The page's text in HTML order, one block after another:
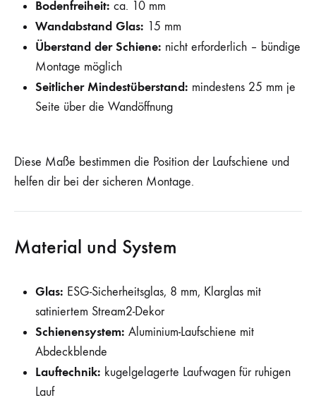
Bodenfreiheit: ca. 10 mm
Wandabstand Glas: 15 mm
Überstand der Schiene: nicht erforderlich – bündige
Montage möglich
Seitlicher Mindestüberstand: mindestens 25 mm je
Seite über die Wandöffnung
Diese Maße bestimmen die Position der Laufschiene und
helfen dir bei der sicheren Montage.
Material und System
Glas: ESG-Sicherheitsglas, 8 mm, Klarglas mit
satiniertem Stream2-Dekor
Schienensystem: Aluminium-Laufschiene mit
Abdeckblende
Lauftechnik: kugelgelagerte Laufwagen für ruhigen
Lauf